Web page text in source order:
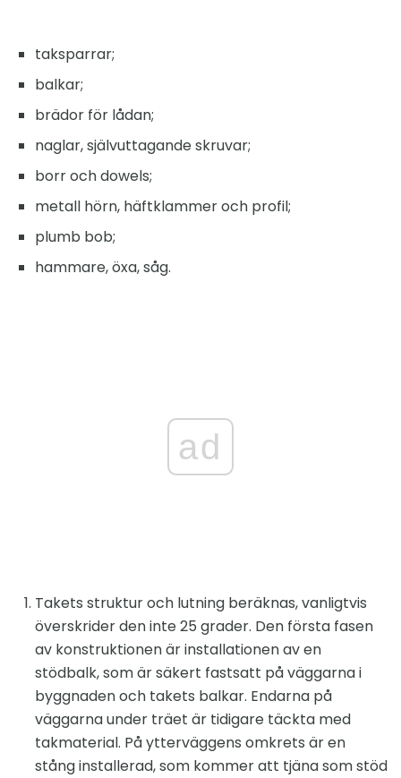
taksparrar;
balkar;
brädor för lådan;
naglar, självuttagande skruvar;
borr och dowels;
metall hörn, häftklammer och profil;
plumb bob;
hammare, öxa, såg.
ad
Takets struktur och lutning beräknas, vanligtvis
överskrider den inte 25 grader. Den första fasen
av konstruktionen är installationen av en
stödbalk, som är säkert fastsatt på väggarna i
byggnaden och takets balkar. Endarna på
väggarna under träet är tidigare täckta med
takmaterial. På ytterväggens omkrets är en
stång installerad, som kommer att tjäna som stöd